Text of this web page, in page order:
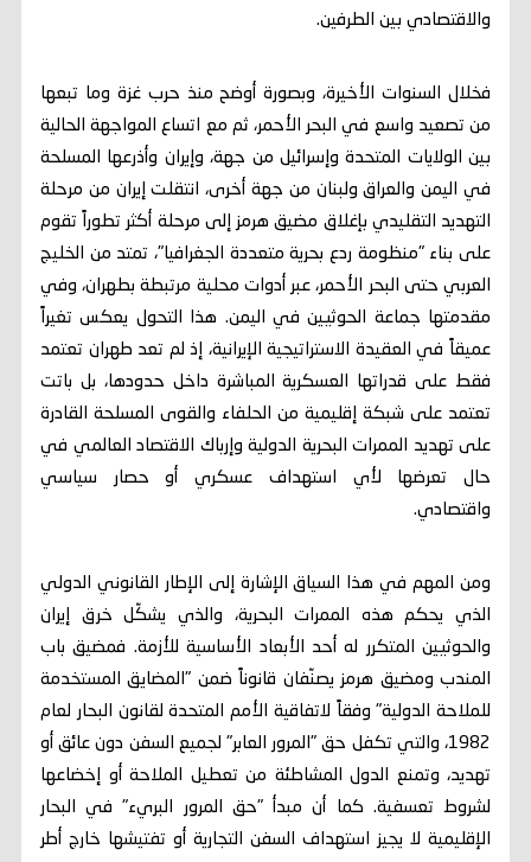
والاقتصادي بين الطرفين.
فخلال السنوات الأخيرة، وبصورة أوضح منذ حرب غزة وما تبعها
من تصعيد واسع في البحر الأحمر، ثم مع اتساع المواجهة الحالية
بين الولايات المتحدة وإسرائيل من جهة، وإيران وأذرعها المسلحة
في اليمن والعراق ولبنان من جهة أخرى، انتقلت إيران من مرحلة
التهديد التقليدي بإغلاق مضيق هرمز إلى مرحلة أكثر تطوراً تقوم
على بناء "منظومة ردع بحرية متعددة الجغرافيا"، تمتد من الخليج
العربي حتى البحر الأحمر، عبر أدوات محلية مرتبطة بطهران، وفي
مقدمتها جماعة الحوثيين في اليمن. هذا التحول يعكس تغيراً
عميقاً في العقيدة الاستراتيجية الإيرانية، إذ لم تعد طهران تعتمد
فقط على قدراتها العسكرية المباشرة داخل حدودها، بل باتت
تعتمد على شبكة إقليمية من الحلفاء والقوى المسلحة القادرة
على تهديد الممرات البحرية الدولية وإرباك الاقتصاد العالمي في
حال تعرضها لأي استهداف عسكري أو حصار سياسي
واقتصادي.
ومن المهم في هذا السياق الإشارة إلى الإطار القانوني الدولي
الذي يحكم هذه الممرات البحرية، والذي يشكّل خرق إيران
والحوثيين المتكرر له أحد الأبعاد الأساسية للأزمة. فمضيق باب
المندب ومضيق هرمز يصنّفان قانوناً ضمن "المضايق المستخدمة
للملاحة الدولية" وفقاً لاتفاقية الأمم المتحدة لقانون البحار لعام
1982، والتي تكفل حق "المرور العابر" لجميع السفن دون عائق أو
تهديد، وتمنع الدول المشاطئة من تعطيل الملاحة أو إخضاعها
لشروط تعسفية. كما أن مبدأ "حق المرور البريء" في البحار
الإقليمية لا يجيز استهداف السفن التجارية أو تفتيشها خارج أطر